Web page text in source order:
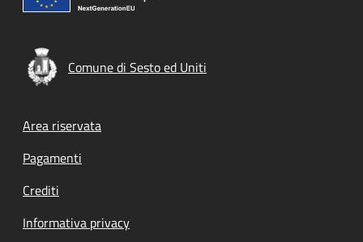
Comune di Sesto ed Uniti
Footer menu
Area riservata
Pagamenti
Crediti
Informativa privacy